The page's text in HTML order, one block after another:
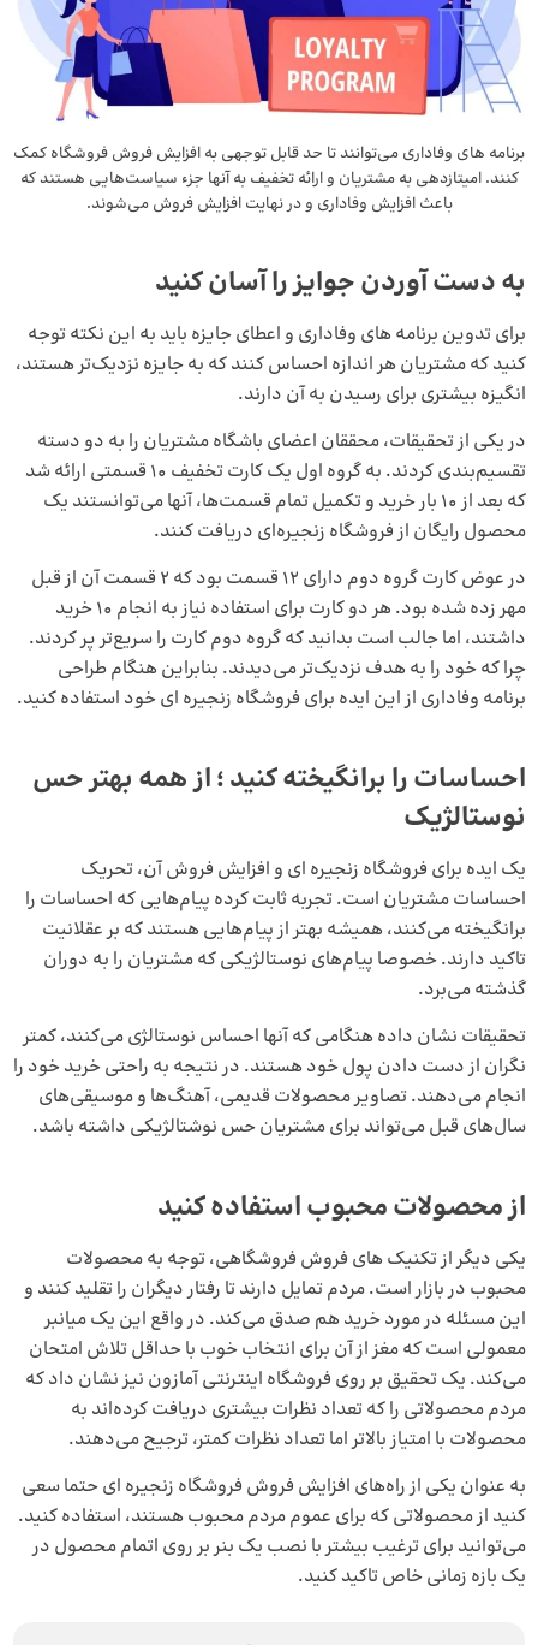
برنامه‌ های وفاداری می‌توانند تا حد قابل توجهی به افزایش فروش فروشگاه کمک
کنند. امیتازدهی به مشتریان و ارائه تخفیف به آنها جزء سیاست‌هایی هستند که
باعث افزایش وفاداری و در نهایت افزایش فروش می‌شوند.
به دست آوردن جوایز را آسان کنید
برای تدوین برنامه‌ های وفاداری و اعطای جایزه باید به این نکته توجه
کنید که مشتریان هر اندازه احساس کنند که به جایزه نزدیک‌تر هستند،
انگیزه بیشتری برای رسیدن به آن دارند.
در یکی از تحقیقات، محققان اعضای باشگاه مشتریان را به دو دسته
تقسیم‌بندی کردند. به گروه اول یک کارت تخفیف
10 قسمتی ارائه شد
که بعد از 10 بار خرید و تکمیل تمام قسمت‌ها، آنها می‌توانستند یک
محصول رایگان از فروشگاه زنجیره‌ای دریافت کنند.
در عوض کارت گروه دوم دارای 12 قسمت بود که 2 قسمت آن از قبل
مهر زده شده بود. هر دو کارت برای استفاده نیاز به انجام 10 خرید
داشتند، اما جالب است بدانید که گروه دوم کارت را سریع‌تر پر کردند.
چرا که خود را به هدف نزدیک‌تر می‌دیدند. بنابراین هنگام طراحی
برنامه وفاداری از این ایده برای فروشگاه زنجیره‌ ای خود استفاده کنید.
احساسات را برانگیخته کنید ؛ از همه بهتر حس
نوستالژیک
یک ایده برای فروشگاه زنجیره ای و افزایش فروش آن، تحریک
احساسات مشتریان است. تجربه ثابت کرده پیام‌هایی که احساسات را
برانگیخته می‌کنند، همیشه بهتر از پیام‌هایی هستند که بر عقلانیت
تاکید دارند. خصوصا پیام‌های نوستالژیکی که مشتریان را به دوران
گذشته می‌برد.
تحقیقات نشان داده هنگامی که آنها احساس نوستالژی می‌کنند، کمتر
نگران از دست دادن پول خود هستند. در نتیجه به راحتی خرید خود را
انجام می‌دهند. تصاویر محصولات قدیمی، آهنگ‌ها و موسیقی‌های
سال‌های قبل می‌تواند برای مشتریان حس نوشتالژیکی داشته باشد.
از محصولات محبوب استفاده کنید
یکی دیگر از تکنیک های فروش فروشگاهی، توجه به محصولات
محبوب در بازار است. مردم تمایل دارند تا رفتار دیگران را تقلید کنند و
این مسئله در مورد خرید هم صدق می‌کند. در واقع این یک میانبر
معمولی است که مغز از آن برای انتخاب خوب با حداقل تلاش امتحان
می‌کند. یک تحقیق بر روی فروشگاه اینترنتی آمازون نیز نشان داد که
مردم محصولاتی را که تعداد نظرات بیشتری دریافت کرده‌اند به
محصولات با امتیاز بالاتر اما تعداد نظرات کمتر، ترجیح می‌دهند.
به عنوان یکی از راه‌های افزایش فروش فروشگاه زنجیره‌ ای حتما سعی
کنید از محصولاتی که برای عموم مردم محبوب هستند، استفاده کنید.
می‌توانید برای ترغیب بیشتر با نصب یک بنر بر روی اتمام محصول در
یک بازه زمانی خاص تاکید کنید.